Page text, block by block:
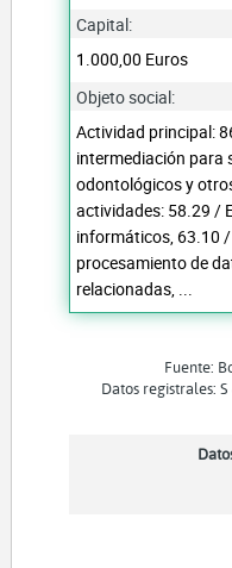
Capital:
1.000,00 Euros
Objeto social:
Actividad principal:
intermediación para
odontológicos y
actividades: 58.29 /
informáticos, 63.10
procesamiento de
relacionadas, ...
Fuente:
Datos registrales: